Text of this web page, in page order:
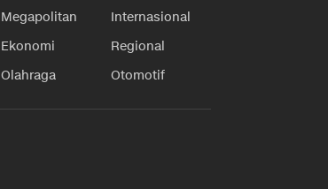
Megapolitan
Internasional
Ekonomi
Regional
Olahraga Otomotif